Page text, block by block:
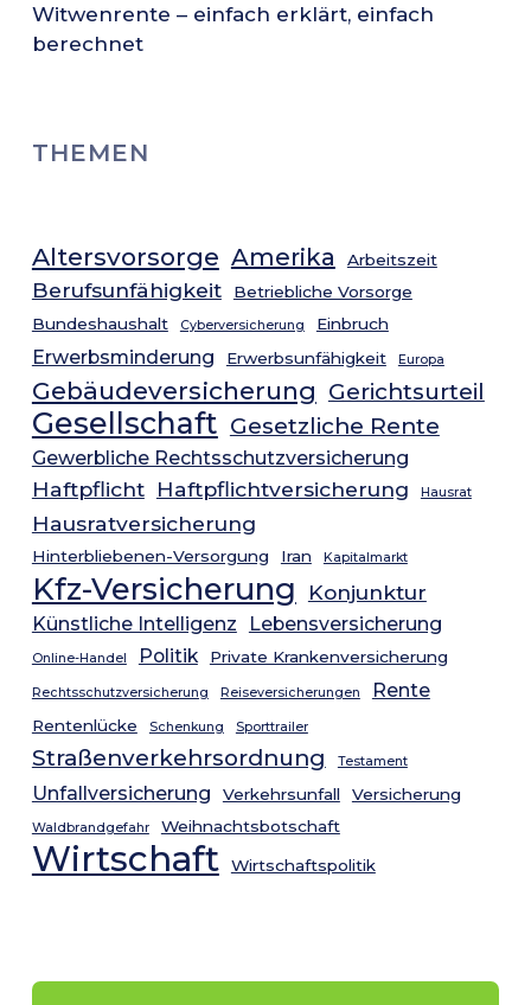
Witwenrente – einfach erklärt, einfach
berechnet
THEMEN
Altersvorsorge Amerika Arbeitszeit
Berufsunfähigkeit
Betriebliche Vorsorge
Bundeshaushalt
Cyberversicherung Einbruch
Erwerbsminderung Erwerbsunfähigkeit Europa
Gebäudeversicherung Gerichtsurteil
Gesellschaft Gesetzliche Rente
Gewerbliche Rechtsschutzversicherung
Haftpflicht Haftpflichtversicherung Hausrat
Hausratversicherung
Hinterbliebenen-Versorgung Iran Kapitalmarkt
Kfz-Versicherung Konjunktur
Künstliche Intelligenz Lebensversicherung
Online-Handel Politik Private Krankenversicherung
Rechtsschutzversicherung Reiseversicherungen Rente
Rentenlücke Schenkung Sporttrailer
Straßenverkehrsordnung Testament
Unfallversicherung Verkehrsunfall Versicherung
Waldbrandgefahr Weihnachtsbotschaft
Wirtschaft Wirtschaftspolitik